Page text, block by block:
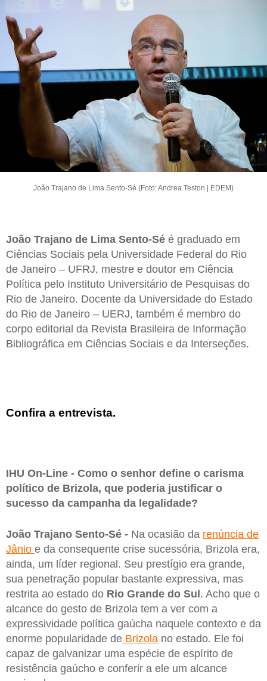
João Trajano de Lima Sento-Sé (Foto: Andrea Teston | EDEM)
João Trajano de Lima Sento-Sé é graduado em
Ciências Sociais pela Universidade Federal do Rio
de Janeiro – UFRJ, mestre e doutor em Ciência
Política pelo Instituto Universitário de Pesquisas do
Rio de Janeiro. Docente da Universidade do Estado
do Rio de Janeiro – UERJ, também é membro do
corpo editorial da Revista Brasileira de Informação
Bibliográfica em Ciências Sociais e da Interseções.
Confira a entrevista.
IHU On-Line - Como o senhor define o carisma
político de Brizola, que poderia justificar o
sucesso da campanha da legalidade?
João Trajano Sento-Sé - Na ocasião da renúncia de
Jânio e da consequente crise sucessória, Brizola era,
ainda, um líder regional. Seu prestígio era grande,
sua penetração popular bastante expressiva, mas
restrita ao estado do Rio Grande do Sul. Acho que o
alcance do gesto de Brizola tem a ver com a
expressividade política gaúcha naquele contexto e da
enorme popularidade de Brizola no estado. Ele foi
capaz de galvanizar uma espécie de espírito de
resistência gaúcho e conferir a ele um alcance